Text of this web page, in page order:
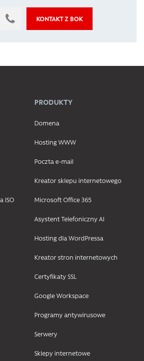
KONTAKT Z BOK
ISO
PRODUKTY
Domena
Hosting WWW
Poczta e-mail
Kreator sklepu internetowego
Microsoft Office 365
Asystent Telefoniczny AI
Hosting dla WordPressa
Kreator stron internetowych
Certyfikaty SSL
Google Workspace
Programy antywirusowe
Serwery
Sklepy internetowe